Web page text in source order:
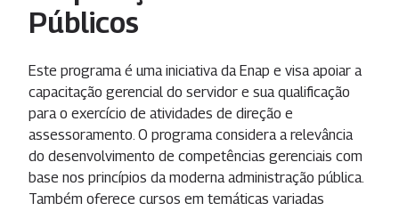
Públicos
Este programa é uma iniciativa da Enap e visa apoiar a
capacitação gerencial do servidor e sua qualificação
para o exercício de atividades de direção e
assessoramento. O programa considera a relevância
do desenvolvimento de competências gerenciais com
base nos princípios da moderna administração pública.
Também oferece cursos em temáticas variadas